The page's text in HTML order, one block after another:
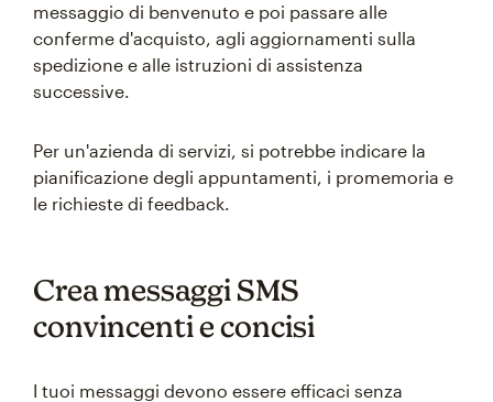
messaggio di benvenuto e poi passare alle
conferme d'acquisto, agli aggiornamenti sulla
spedizione e alle istruzioni di assistenza
successive.
Per un'azienda di servizi, si potrebbe indicare la
pianificazione degli appuntamenti, i promemoria e
le richieste di feedback.
Crea messaggi SMS
convincenti e concisi
I tuoi messaggi devono essere efficaci senza